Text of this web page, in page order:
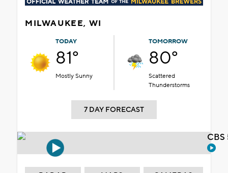
MILWAUKEE, WI
TODAY
81°
Mostly Sunny
TOMORROW
80°
Scattered
Thunderstorms
7 DAY FORECAST